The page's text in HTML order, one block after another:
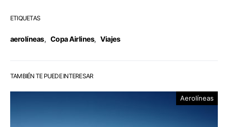
ETIQUETAS
aerolíneas, Copa Airlines, Viajes
TAMBIÉN TE PUEDE INTERESAR
Aerolíneas